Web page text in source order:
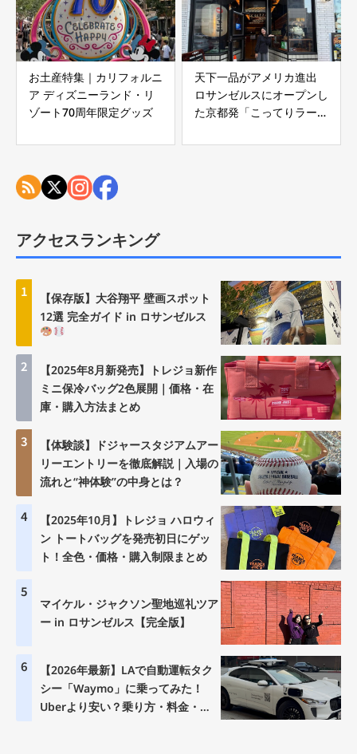
お土産特集｜カリフォルニ
ア ディズニーランド・リ
ゾート70周年限定グッズ
天下一品がアメリカ進出
ロサンゼルスにオープンし
た京都発「こってりラーメ
アクセスランキング
1
【保存版】大谷翔平 壁画スポット
12選 完全ガイド in ロサンゼルス
2
【2025年8月新発売】トレジョ新作
ミニ保冷バッグ2色展開｜価格・在
庫・購入方法まとめ
3
【体験談】ドジャースタジアムアー
リーエントリーを徹底解説｜入場の
流れと“神体験”の中身とは？
4
【2025年10月】トレジョ ハロウィ
ン トートバッグを発売初日にゲッ
ト！全色・価格・購入制限まとめ
5
マイケル・ジャクソン聖地巡礼ツア
ー in ロサンゼルス【完全版】
6
【2026年最新】LAで自動運転タク
シー「Waymo」に乗ってみた！
Uberより安い？乗り方・料金・注